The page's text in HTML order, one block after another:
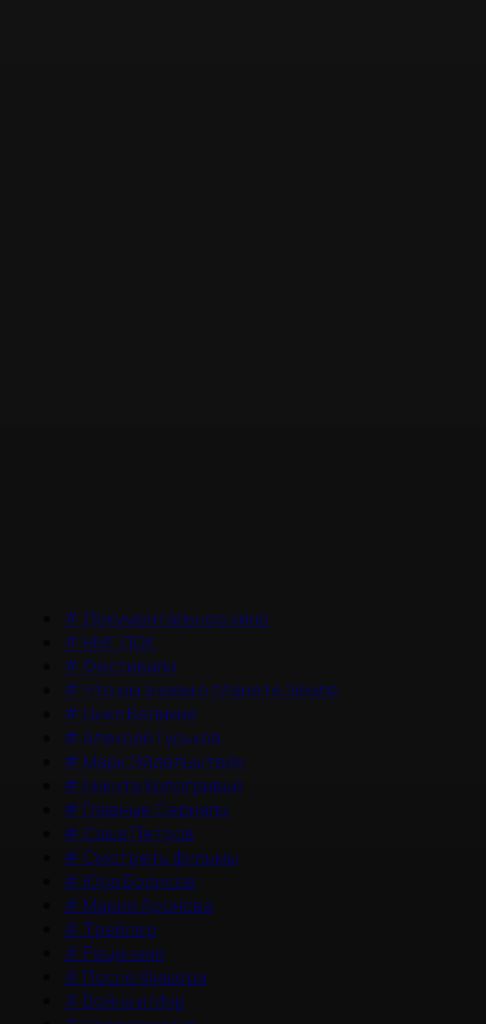
# Документальное кино
# НМГ ДОК
# Фестивали
# Что мы знаем о планете Земля
# Цикл Великие
#Алексей Гуськов
# Марк Эйдельштейн
# Никита Кологривый
# Главные Сериалы
# Саша Петров
# Смотреть фильмы
# Юра Борисов
# Мария Аронова
# Трейлер
# Рецензия
# После Фишера
# Война и Мир